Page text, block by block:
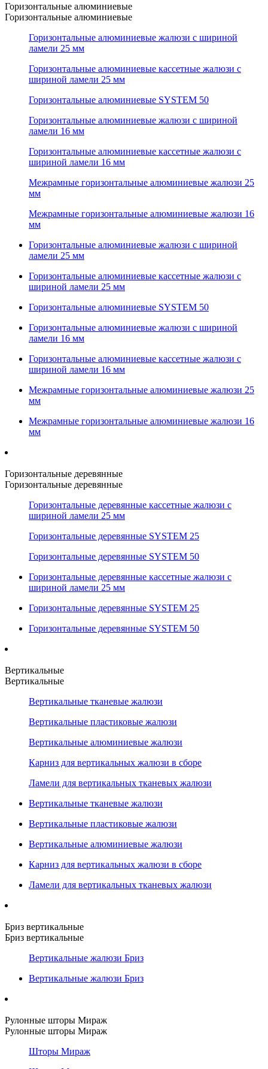
Горизонтальные алюминиевые
Горизонтальные алюминиевые
Горизонтальные алюминиевые жалюзи с шириной
ламели 25 мм
Горизонтальные алюминиевые кассетные жалюзи с
шириной ламели 25 мм
Горизонтальные алюминиевые SYSTEM 50
Горизонтальные алюминиевые жалюзи с шириной
ламели 16 мм
Горизонтальные алюминиевые кассетные жалюзи с
шириной ламели 16 мм
Межрамные горизонтальные алюминиевые жалюзи 25
мм
Межрамные горизонтальные алюминиевые жалюзи 16
мм
Горизонтальные алюминиевые жалюзи с шириной
ламели 25 мм
Горизонтальные алюминиевые кассетные жалюзи с
шириной ламели 25 мм
Горизонтальные алюминиевые SYSTEM 50
Горизонтальные алюминиевые жалюзи с шириной
ламели 16 мм
Горизонтальные алюминиевые кассетные жалюзи с
шириной ламели 16 мм
Межрамные горизонтальные алюминиевые жалюзи 25
мм
Межрамные горизонтальные алюминиевые жалюзи 16
мм
Горизонтальные деревянные
Горизонтальные деревянные
Горизонтальные деревянные кассетные жалюзи с
шириной ламели 25 мм
Горизонтальные деревянные SYSTEM 25
Горизонтальные деревянные SYSTEM 50
Горизонтальные деревянные кассетные жалюзи с
шириной ламели 25 мм
Горизонтальные деревянные SYSTEM 25
Горизонтальные деревянные SYSTEM 50
Вертикальные
Вертикальные
Вертикальные тканевые жалюзи
Вертикальные пластиковые жалюзи
Вертикальные алюминиевые жалюзи
Карниз для вертикальных жалюзи в сборе
Ламели для вертикальных тканевых жалюзи
Вертикальные тканевые жалюзи
Вертикальные пластиковые жалюзи
Вертикальные алюминиевые жалюзи
Карниз для вертикальных жалюзи в сборе
Ламели для вертикальных тканевых жалюзи
Бриз вертикальные
Бриз вертикальные
Вертикальные жалюзи Бриз
Вертикальные жалюзи Бриз
Рулонные шторы Мираж
Рулонные шторы Мираж
Шторы Мираж